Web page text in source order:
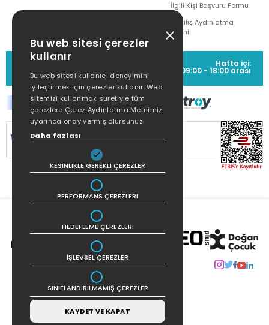
İlgili Kişi Başvuru Formu
Çekiliş Aydınlatma
Metni
MÜŞTERİ HİZMETLERİ
(0212) 373 77 00
Hafta içi:
09:00 - 18:00 arası
SİTEMİZ
KORUNMAKTADIR.
Bu web sitesi çerezler
kullanır
Bu web sitesi kullanıcı deneyimini
iyileştirmek için çerezler kullanır. Web
sitemizi kullanmak suretiyle tüm
çerezlere Çerez Aydınlatma Metnimiz
uyarınca onay vermiş olursunuz.
Daha fazlası
KESINLIKLE GEREKLI ÇEREZLER
PERFORMANS ÇEREZLERI
HEDEFLEME ÇEREZLERI
İŞLEVSEL ÇEREZLER
SINIFLANDIRILMAMIŞ ÇEREZLER
KAYDET VE KAPAT